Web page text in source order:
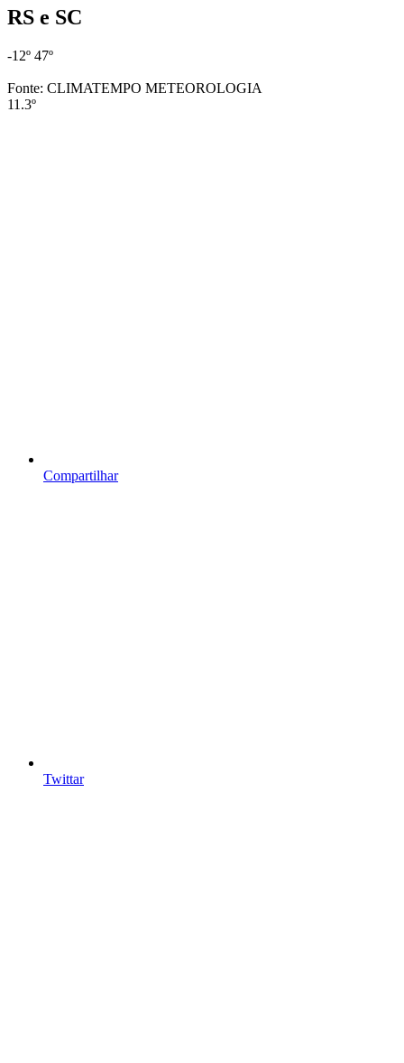
RS e SC
-12º 47º
Fonte: CLIMATEMPO METEOROLOGIA
11.3º
Compartilhar
Twittar